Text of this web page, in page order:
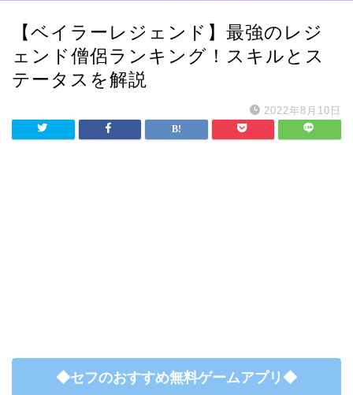
【ベイラーレジェンド】最強のレジ
ェンド僧侶ランキング！スキルとス
テータスを解説
2022年8月10日
◆セフのおすすめ無料ゲームアプリ◆